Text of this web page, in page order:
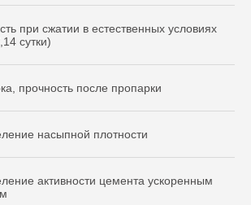
при сжатии в естественных условиях
сутки)
прочность после пропарки
насыпной плотности
активности цемента ускоренным